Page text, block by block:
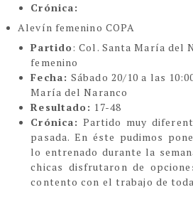
Crónica:
Alevín femenino COPA
Partido: Col. Santa María del
femenino
Fecha:Sábado 20/10 a las
María del Naranco
Resultado: 17-48
Crónica: Partido muy
pasada. En éste pudimos
lo entrenado durante la
chicas disfrutaron de
contento con el trabajo de